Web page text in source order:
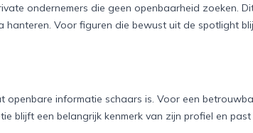
ondernemers die geen openbaarheid zoeken.
hanteren. Voor figuren die bewust uit de spotlight
openbare informatie schaars is. Voor een
blijft een belangrijk kenmerk van zijn profiel en